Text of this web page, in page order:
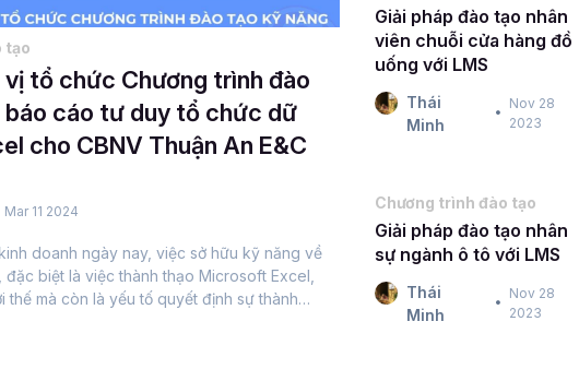
tạo
tổ chức Chương trình đào
báo cáo tư duy tổ chức dữ
cho CBNV Thuận An E&C
Mar 11 2024
doanh ngày nay, việc sở hữu kỹ năng về
biệt là việc thành thạo Microsoft Excel,
thế mà còn là yếu tố quyết định sự thành
Giải pháp đào tạo nhân
viên chuỗi cửa hàng đồ
uống với LMS
Thái
Minh
Nov 28
2023
Chương trình đào tạo
Giải pháp đào tạo nhân
sự ngành ô tô với LMS
Thái
Minh
Nov 28
2023